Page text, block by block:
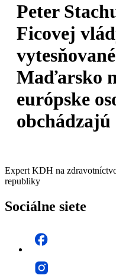
Peter
Ficovej
Maďarsko
európske
obchádzajú
Expert KDH na
republiky
Sociálne siete